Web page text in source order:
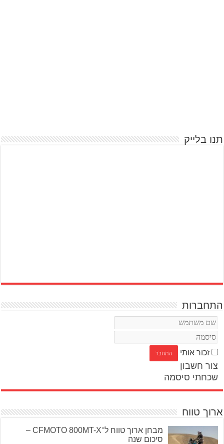
תנו בלייק
התחברות
זכור אותי
צור חשבון
שכחתי סיסמה
ארוך טווח
מבחן ארוך טווח ל־CFMOTO 800MT-X –
סיכום שנה